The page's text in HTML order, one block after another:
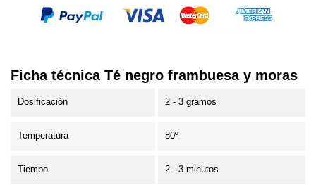
Ficha técnica Té negro frambuesa y moras
Dosificación 2 - 3 gramos
Temperatura 80º
Tiempo 2 - 3 minutos